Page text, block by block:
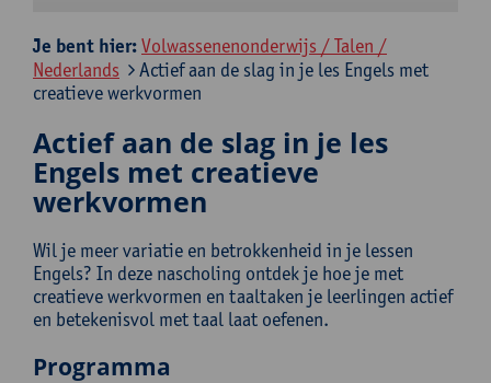
Je bent hier:Volwassenenonderwijs / Talen /
Nederlands
Actief aan de slag in je les Engels met
creatieve werkvormen
Actief aan de slag in je les
Engels met creatieve
werkvormen
Wil je meer variatie en betrokkenheid in je lessen
Engels? In deze nascholing ontdek je hoe je met
creatieve werkvormen en taaltaken je leerlingen actief
en betekenisvol met taal laat oefenen.
Programma